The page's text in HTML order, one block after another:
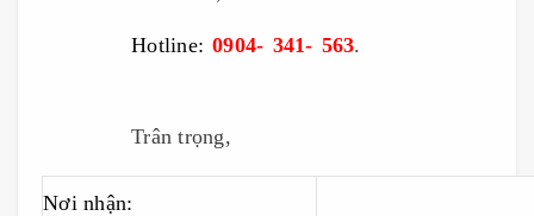
Hotline: 0904- 341- 563.
Trân trọng,
Nơi nhận: